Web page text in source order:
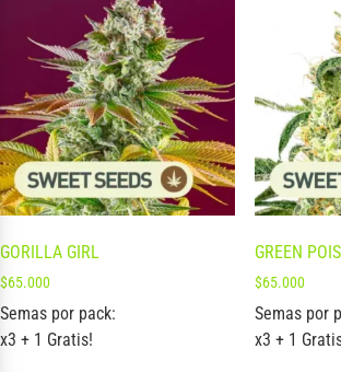
GORILLA GIRL
$65.000
Semas por pack:
x3 + 1 Gratis!
GREEN
$65.000
Semas por
x3 + 1